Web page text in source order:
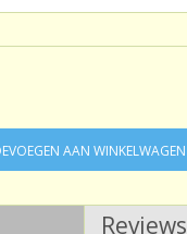
AAN WINKELWAGEN
Reviews